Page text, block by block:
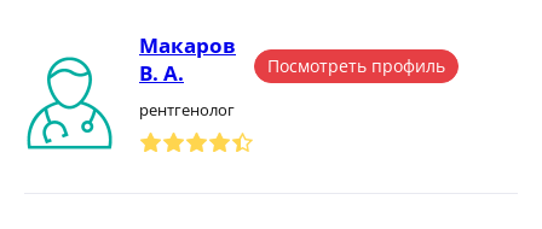
Макаров
В. А.
рентгенолог
Посмотреть профиль